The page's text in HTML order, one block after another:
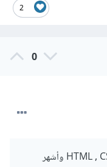
2
0
في حال كنت متمرس من التقنيات HTML , CSS , JS وأشهر